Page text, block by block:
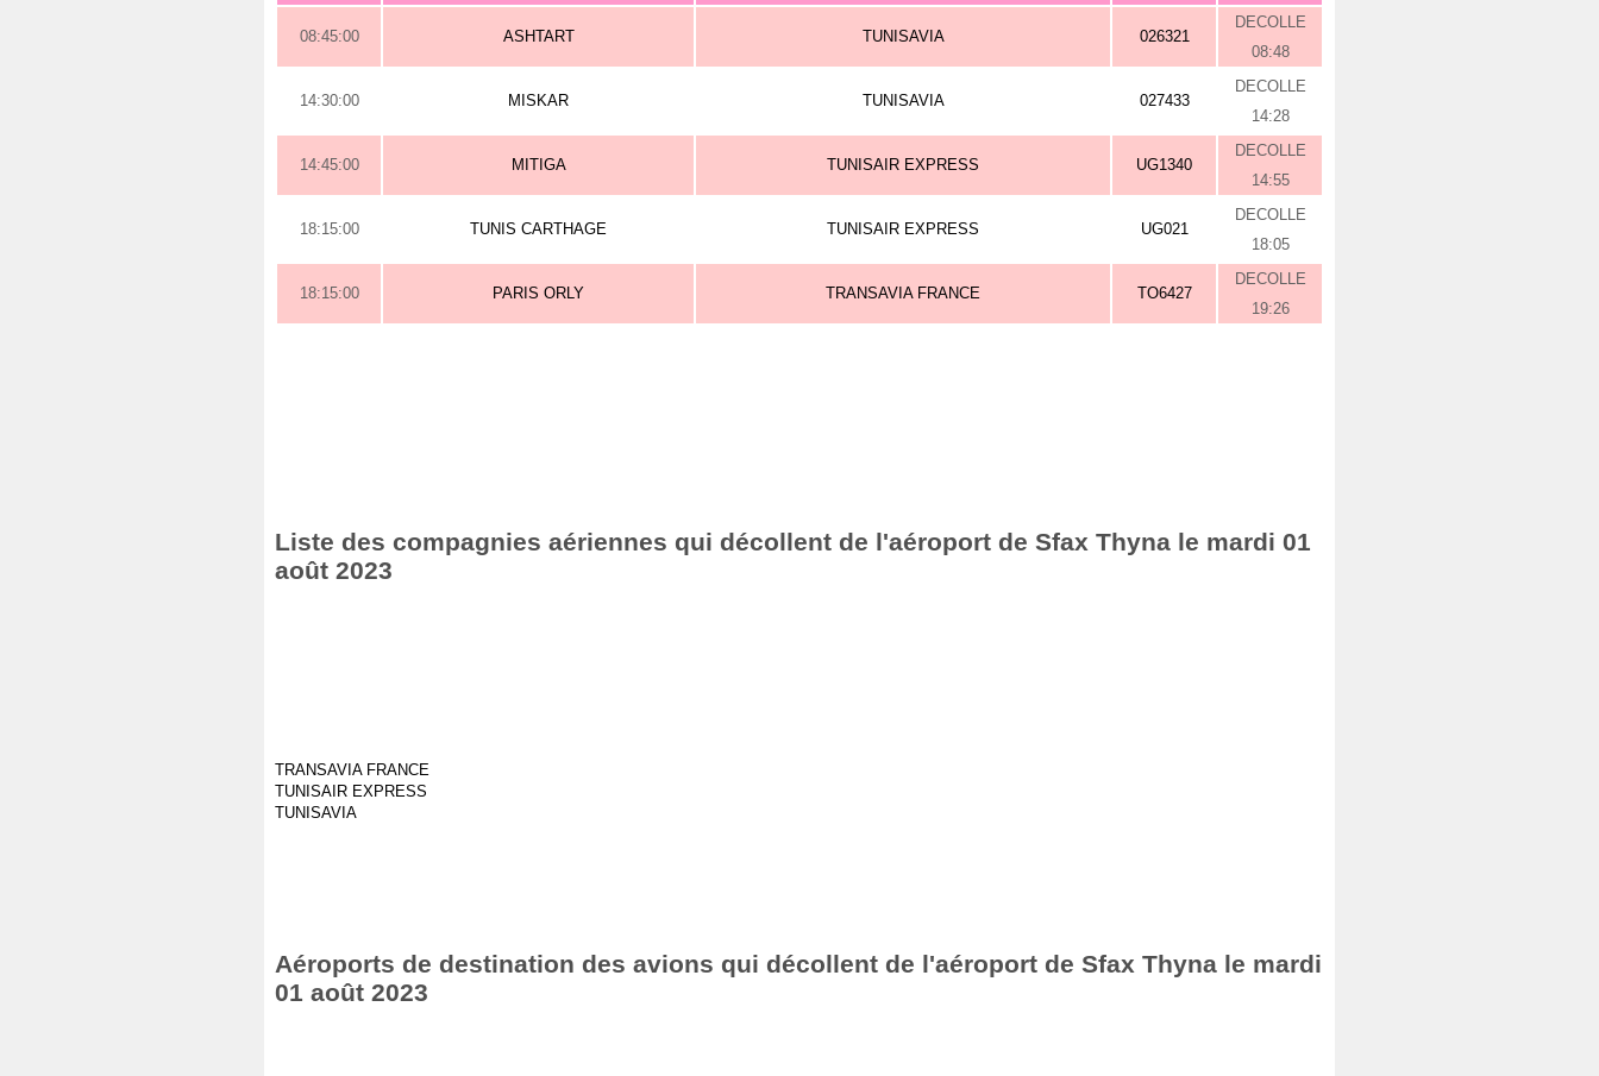
08:45:00 ASHTART TUNISAVIA 026321
DECOLLE
08:48
14:30:00 MISKAR TUNISAVIA 027433
DECOLLE
14:28
14:45:00 MITIGA TUNISAIR EXPRESS UG1340
DECOLLE
14:55
18:15:00 TUNIS CARTHAGE TUNISAIR EXPRESS UG021
DECOLLE
18:05
18:15:00 PARIS ORLY TRANSAVIA FRANCE TO6427
DECOLLE
19:26
Liste des compagnies aériennes qui décollent de l'aéroport de Sfax Thyna le mardi 01
août 2023
TRANSAVIA FRANCE
TUNISAIR EXPRESS
TUNISAVIA
Aéroports de destination des avions qui décollent de l'aéroport de Sfax Thyna le mardi
01 août 2023